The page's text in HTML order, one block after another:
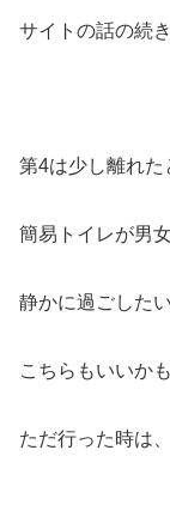
サイトの話の続き
第4は少し離れた
簡易トイレが男
静かに過ごした
こちらもいいか
ただ行った時は